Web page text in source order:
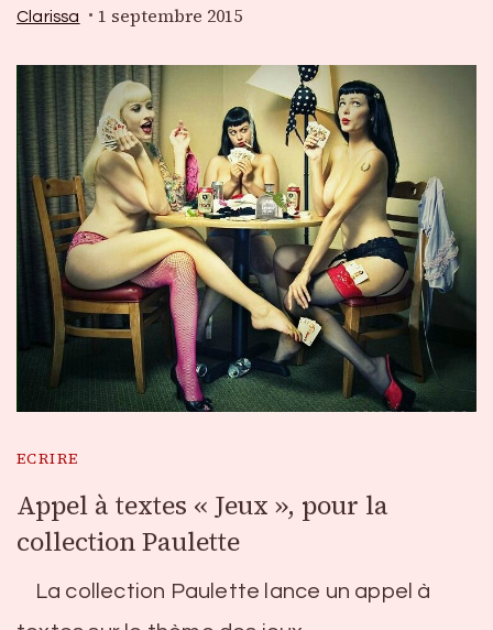
Clarissa 1 septembre 2015
ECRIRE
Appel à textes « Jeux », pour la
collection Paulette
La collection Paulette lance un appel à